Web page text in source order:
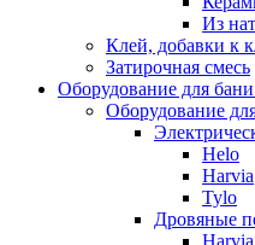
Из
Клей, добавки к
Затирочная смесь
Оборудование для
Оборудование
Helo
Harvia
Tylo
Дровяные
Harvia